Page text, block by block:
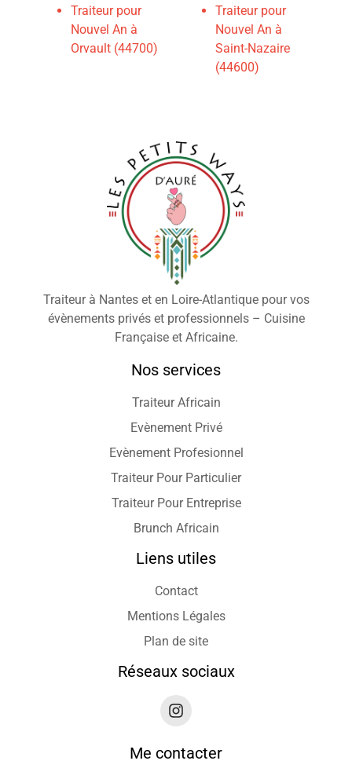
Traiteur pour
Nouvel An à
Orvault (44700)
Traiteur pour
Nouvel An à
Saint-Nazaire
(44600)
Traiteur à Nantes et en Loire-Atlantique pour vos
évènements privés et professionnels – Cuisine
Française et Africaine.
Nos services
Traiteur Africain
Evènement Privé
Evènement Profesionnel
Traiteur Pour Particulier
Traiteur Pour Entreprise
Brunch Africain
Liens utiles
Contact
Mentions Légales
Plan de site
Réseaux sociaux
Me contacter